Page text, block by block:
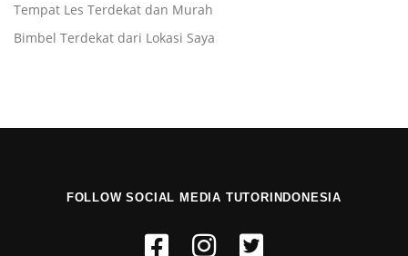
Tempat Les Terdekat dan Murah
Bimbel Terdekat dari Lokasi Saya
FOLLOW SOCIAL MEDIA TUTORINDONESIA